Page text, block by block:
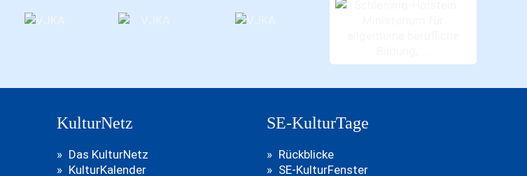
KulturNetz
Das KulturNetz
KulturKalender
SE-KulturTage
Rückblicke
SE-KulturFenster